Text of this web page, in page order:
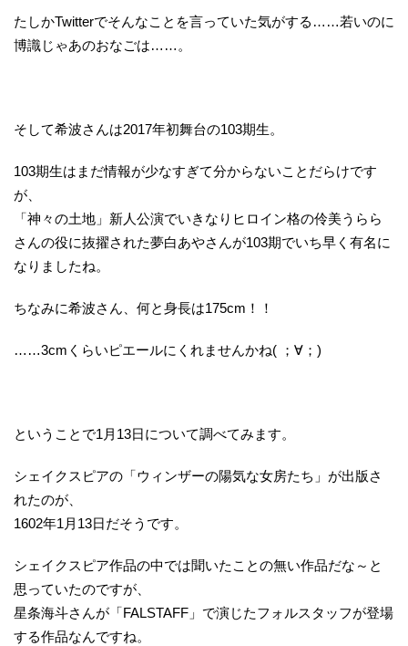
たしかTwitterでそんなことを言っていた気がする……若いのに
博識じゃあのおなごは……。
そして希波さんは2017年初舞台の103期生。
103期生はまだ情報が少なすぎて分からないことだらけです
が、
「神々の土地」新人公演でいきなりヒロイン格の伶美うらら
さんの役に抜擢された夢白あやさんが103期でいち早く有名に
なりましたね。
ちなみに希波さん、何と身長は175cm！！
……3cmくらいピエールにくれませんかね( ；∀；)
ということで1月13日について調べてみます。
シェイクスピアの「ウィンザーの陽気な女房たち」が出版さ
れたのが、
1602年1月13日だそうです。
シェイクスピア作品の中では聞いたことの無い作品だな～と
思っていたのですが、
星条海斗さんが「FALSTAFF」で演じたフォルスタッフが登場
する作品なんですね。